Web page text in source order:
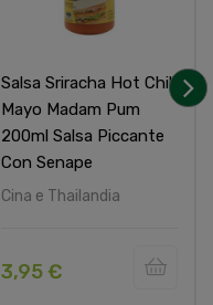
Salsa Sriracha Hot Chili
Mayo Madam Pum
200ml Salsa Piccante
Con Senape
Cina e Thailandia
3,95 €